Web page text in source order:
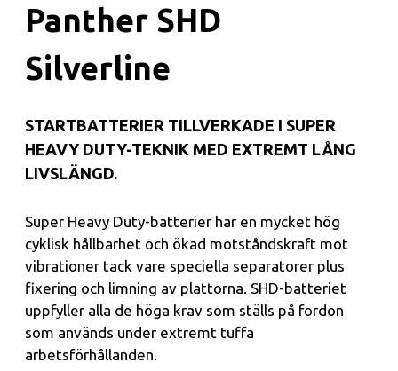
Panther SHD
Silverline
STARTBATTERIER TILLVERKADE I SUPER
HEAVY DUTY-TEKNIK MED EXTREMT LÅNG
LIVSLÄNGD.
Super Heavy Duty-batterier har en mycket hög
cyklisk hållbarhet och ökad motståndskraft mot
vibrationer tack vare speciella separatorer plus
fixering och limning av plattorna. SHD-batteriet
uppfyller alla de höga krav som ställs på fordon
som används under extremt tuffa
arbetsförhållanden.